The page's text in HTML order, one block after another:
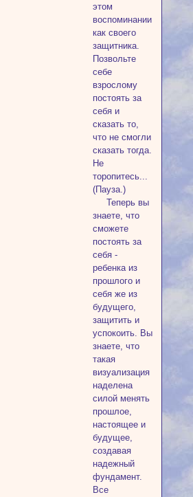
этом
воспоминании
как своего
защитника.
Позвольте
себе
взрослому
постоять за
себя и
сказать то,
что не смогли
сказать тогда.
Не
торопитесь...
(Пауза.)
Теперь вы
знаете, что
сможете
постоять за
себя -
ребенка из
прошлого и
себя же из
будущего,
защитить и
успокоить. Вы
знаете, что
такая
визуализация
наделена
силой менять
прошлое,
настоящее и
будущее,
создавая
надежный
фундамент.
Все